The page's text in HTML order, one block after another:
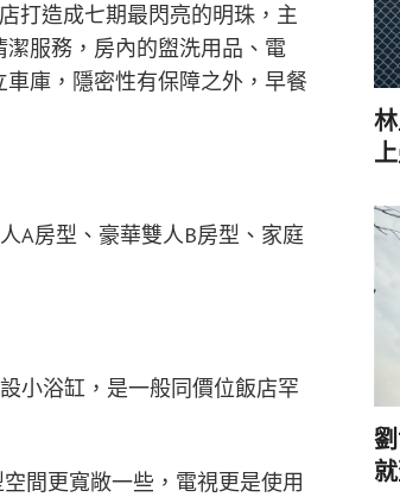
打造成七期最閃亮的明珠，主
潔服務，房內的盥洗用品、電
庫，隱密性有保障之外，早餐
A房型、豪華雙人B房型、家庭
小浴缸，是一般同價位飯店罕
間更寬敞一些，電視更是使用